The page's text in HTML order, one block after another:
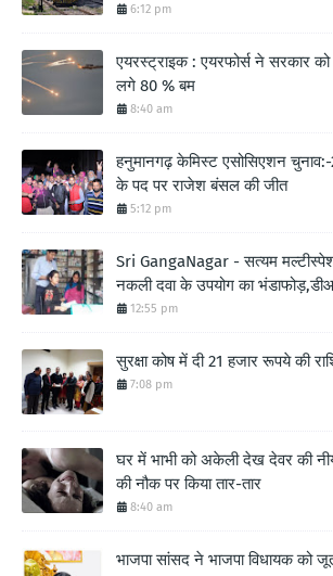
6:12 pm
एयरस्ट्राइक : एयरफोर्स ने सरकार
लगे 80 % बम
8:40 am
हनुमानगढ़ केमिस्ट एसोसिएशन
के पद पर राजेश बंसल की जीत
5:12 pm
Sri GangaNagar - सत्यम
नकली दवा के उपयोग का
12:55 pm
सुरक्षा कोष में दी 21 हजार रूपये की
7:08 pm
घर में भाभी को अकेली देख देवर की
की नौक पर किया तार-तार
8:40 am
भाजपा सांसद ने भाजपा विधायक को